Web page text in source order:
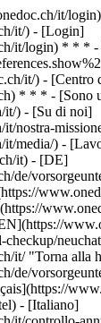
it/
it/) - [Login]
it/login) * * * -
it/) - [Centro
* * * - [Sono
it/) - [Su di noi]
it/nostra-
it/media/) -
it) - [DE]
de/
checkup/
it/ "Torna alla
de/
- [Italiano]